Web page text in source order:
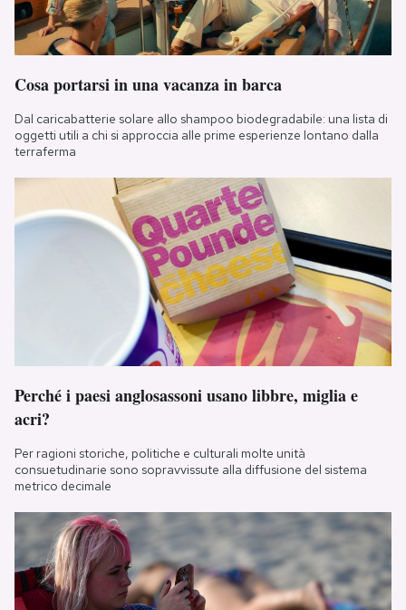
Cosa portarsi in una vacanza in barca
Dal caricabatterie solare allo shampoo biodegradabile: una lista di
oggetti utili a chi si approccia alle prime esperienze lontano dalla
terraferma
Perché i paesi anglosassoni usano libbre, miglia e
acri?
Per ragioni storiche, politiche e culturali molte unità
consuetudinarie sono sopravvissute alla diffusione del sistema
metrico decimale